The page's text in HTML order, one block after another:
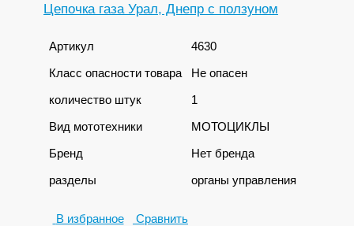
Цепочка газа Урал, Днепр с ползуном
Артикул
4630
Класс опасности товара
Не опасен
количество штук
1
Вид мототехники
МОТОЦИКЛЫ
Бренд
Нет бренда
разделы
органы управления
В избранное
Сравнить